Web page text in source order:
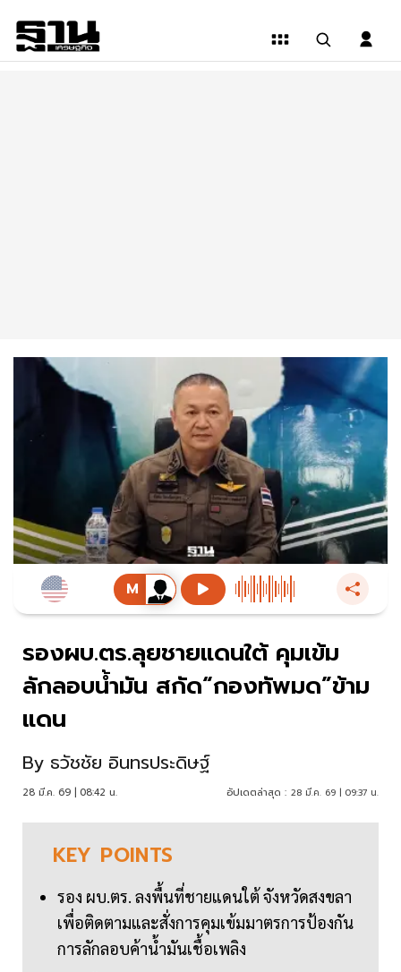
รองผบ.ตร.ลุยชายแดนใต้ คุมเข้ม
ลักลอบน้ำมัน สกัด“กองทัพมด”ข้าม
แดน
By ธวัชชัย อินทรประดิษฐ์
28 มี.ค. 69 | 08:42 น. อัปเดตล่าสุด : 28 มี.ค. 69 | 09:37 น.
KEY POINTS
รอง ผบ.ตร. ลงพื้นที่ชายแดนใต้ จังหวัดสงขลา
เพื่อติดตามและสั่งการคุมเข้มมาตรการป้องกัน
การลักลอบค้าน้ำมันเชื้อเพลิง